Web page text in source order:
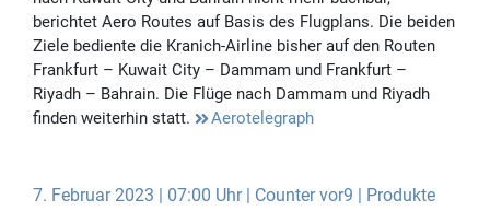
berichtet Aero Routes auf Basis des Flugplans. Die beiden
Ziele bediente die Kranich-Airline bisher auf den Routen
Frankfurt – Kuwait City – Dammam und Frankfurt –
Riyadh – Bahrain. Die Flüge nach Dammam und Riyadh
finden weiterhin statt.
Aerotelegraph
7. Februar 2023 | 07:00 Uhr | Counter vor9 | Produkte